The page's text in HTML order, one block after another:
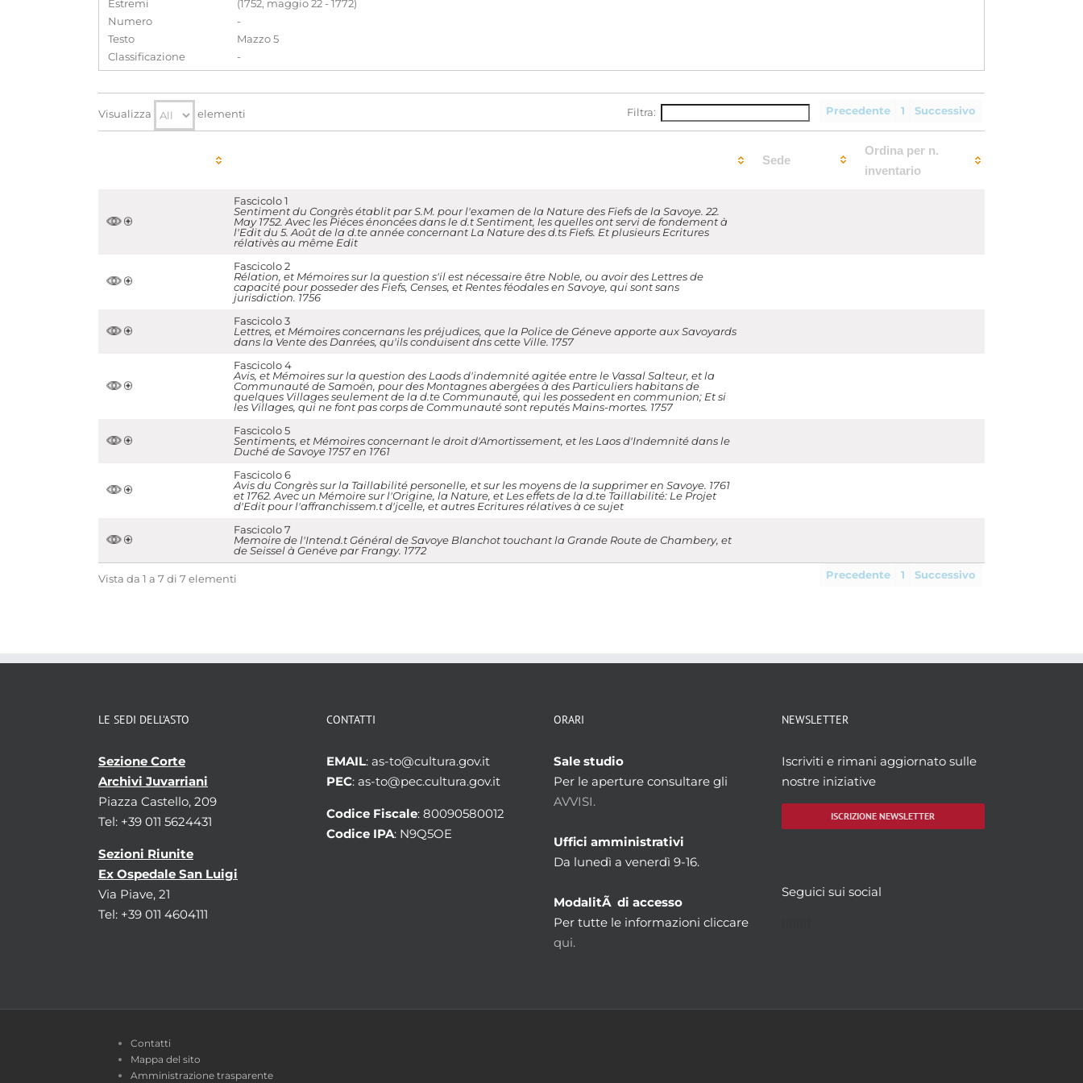
Estremi
(1752, maggio 22 - 1772)
Numero
-
Testo
Mazzo 5
Classificazione
-
Precedente 1 Successivo
Visualizza elementi Filtra:
Sede
Ordina per n.
inventario
Fascicolo 1
Sentiment du Congrès établit par S.M. pour l'examen de la Nature des Fiefs de la Savoye. 22.
May 1752. Avec les Piéces énoncées dans le d.t Sentiment, les quelles ont servi de fondement à
l'Edit du 5. Août de la d.te année concernant La Nature des d.ts Fiefs. Et plusieurs Ecritures
rélativès au même Edit
Fascicolo 2
Rélation, et Mémoires sur la question s'il est nécessaire être Noble, ou avoir des Lettres de
capacité pour posseder des Fiefs, Censes, et Rentes féodales en Savoye, qui sont sans
jurisdiction. 1756
Fascicolo 3
Lettres, et Mémoires concernans les préjudices, que la Police de Géneve apporte aux Savoyards
dans la Vente des Danrées, qu'ils conduisent dns cette Ville. 1757
Fascicolo 4
Avis, et Mémoires sur la question des Laods d'indemnité agitée entre le Vassal Salteur, et la
Communauté de Samoën, pour des Montagnes abergées à des Particuliers habitans de
quelques Villages seulement de la d.te Communauté, qui les possedent en communion; Et si
les Villages, qui ne font pas corps de Communauté sont reputés Mains-mortes. 1757
Fascicolo 5
Sentiments, et Mémoires concernant le droit d'Amortissement, et les Laos d'Indemnité dans le
Duché de Savoye 1757 en 1761
Fascicolo 6
Avis du Congrès sur la Taillabilité personelle, et sur les moyens de la supprimer en Savoye. 1761
et 1762. Avec un Mémoire sur l'Origine, la Nature, et Les effets de la d.te Taillabilité: Le Projet
d'Edit pour l'affranchissem.t d'jcelle, et autres Ecritures rélatives à ce sujet
Fascicolo 7
Memoire de l'Intend.t Général de Savoye Blanchot touchant la Grande Route de Chambery, et
de Seissel à Genéve par Frangy. 1772
Vista da 1 a 7 di 7 elementi Precedente 1 Successivo
LE SEDI DELL’ASTO
Sezione Corte
Archivi Juvarriani
Piazza Castello, 209
Tel: +39 011 5624431
Sezioni Riunite
Ex Ospedale San Luigi
Via Piave, 21
Tel: +39 011 4604111
CONTATTI
EMAIL: as-to@cultura.gov.it
PEC: as-to@pec.cultura.gov.it
Codice Fiscale: 80090580012
Codice IPA: N9Q5OE
ORARI
Sale studio
Per le aperture consultare gli
AVVISI.
Uffici amministrativi
Da lunedì a venerdì 9-16.
ModalitÃ di accesso
Per tutte le informazioni cliccare
qui.
NEWSLETTER
Iscriviti e rimani aggiornato sulle
nostre iniziative
ISCRIZIONE NEWSLETTER
Seguici sui social
Contatti
Mappa del sito
Amministrazione trasparente